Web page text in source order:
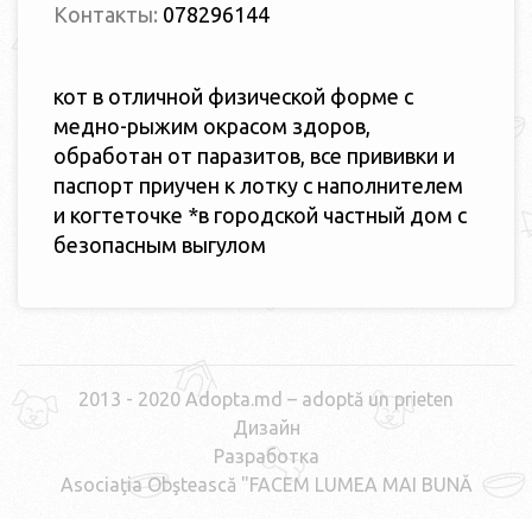
Контакты: 078296144
кот в отличной физической форме с
медно-рыжим окрасом здоров,
обработан от паразитов, все прививки и
паспорт приучен к лотку с наполнителем
и когтеточке *в городской частный дом с
безопасным выгулом
2013 - 2020 Adopta.md – adoptă un prieten
Дизайн
Разработка
Asociaţia Obştească "FACEM LUMEA MAI BUNĂ